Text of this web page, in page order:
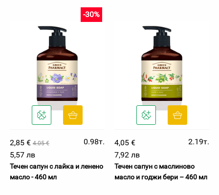
2,85 € 4.05 €
-30%
0.98т.
5,57 лв
Течен сапун с лайка и ленено
масло - 460 мл
4,05 €
2.19т.
7,92 лв
Течен сапун с маслиново
масло и годжи бери – 460 мл